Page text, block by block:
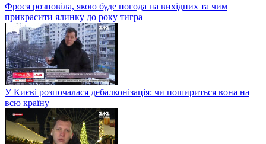
Фрося розповіла, якою буде погода на вихідних та чим
прикрасити ялинку до року тигра
У Києві розпочалася дебалконізація: чи пошириться вона на
всю країну